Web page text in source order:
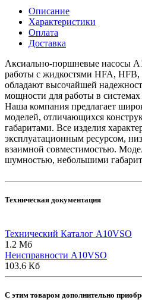
Описание
Характеристики
Оплата
Доставка
Аксиально-поршневые насосы
работы с жидкостями HFA,
обладают высочайшей
мощности для работы в
Наша компания предлагает
моделей, отличающихся
габаритами. Все изделия
эксплуатационным ресурсом,
взаимной совместимостью.
шумностью, небольшими
Техническая документация
Технический Каталог A10VSO
1.2 Мб
Неисправности A10VSO
103.6 Кб
C этим товаром дополнительно